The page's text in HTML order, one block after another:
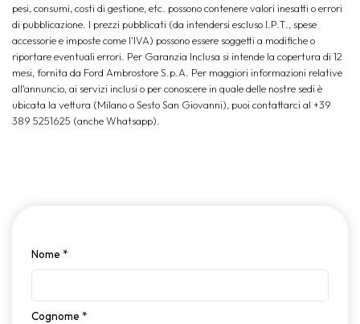
pesi, consumi, costi di gestione, etc. possono contenere valori inesatti o errori
di pubblicazione. I prezzi pubblicati (da intendersi escluso I.P.T., spese
accessorie e imposte come l'IVA) possono essere soggetti a modifiche o
riportare eventuali errori. Per Garanzia Inclusa si intende la copertura di 12
mesi, fornita da Ford Ambrostore S.p.A. Per maggiori informazioni relative
all'annuncio, ai servizi inclusi o per conoscere in quale delle nostre sedi è
ubicata la vettura (Milano o Sesto San Giovanni), puoi contattarci al +39
389 5251625 (anche Whatsapp).
Nome *
Cognome *